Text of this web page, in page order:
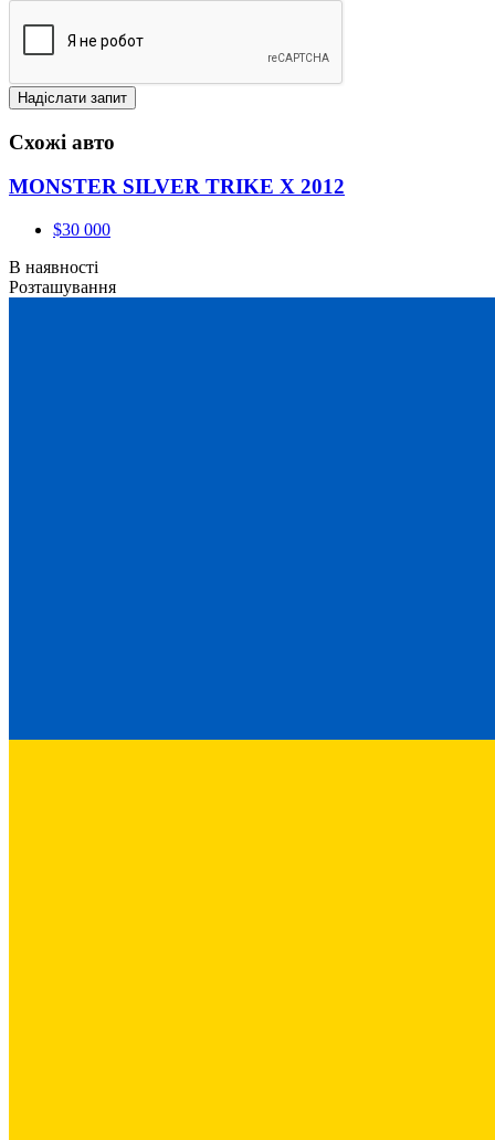
Схожі авто
MONSTER SILVER TRIKE X 2012
$30 000
В наявності
Розташування